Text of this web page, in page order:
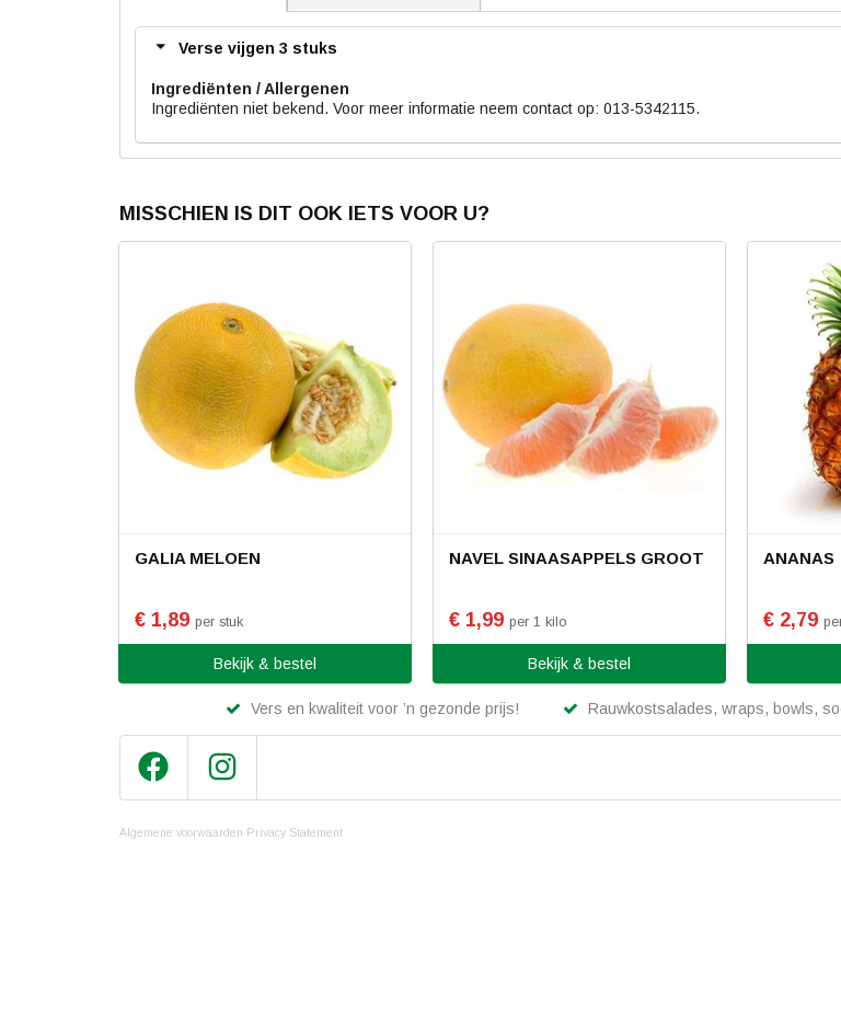
Verse vijgen 3 stuks
Ingrediënten
Ingrediënten niet bekend. Voor meer informatie neem contact op: 013-5342115.
MISSCHIEN IS DIT OOK IETS VOOR U?
GALIA MELOEN
€ 1,89 per stuk
Bekijk & bestel
NAVEL SINAASAPPELS GROOT
€ 1,99 per 1 kilo
Bekijk & bestel
ANANAS
€ 2,79
Vers en kwaliteit voor ’n gezonde prijs! Rauwkostsalades, wraps, bowls,
Algemene voorwaarden Privacy Statement